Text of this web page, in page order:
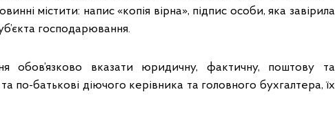
містити: напис «копія вірна», підпис особи, яка завірила
господарювання.
обов’язково вказати юридичну, фактичну, поштову та
по-батькові діючого керівника та головного бухгалтера, їх